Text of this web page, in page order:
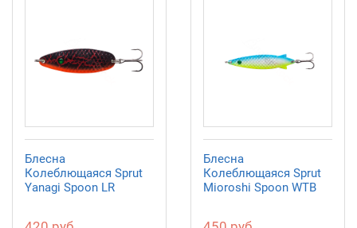
Блесна
Колеблющаяся Sprut
Yanagi Spoon LR
Блесна
Колеблющаяся Sprut
Mioroshi Spoon WTB